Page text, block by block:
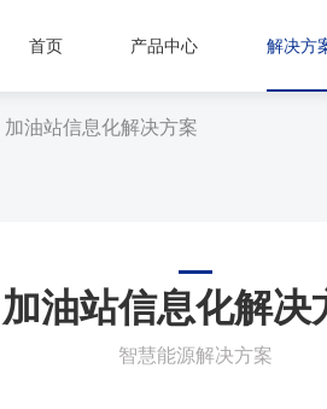
首页 产品中心 解决方
加油站信息化解决方案
加油站信息化解决
智慧能源解决方案